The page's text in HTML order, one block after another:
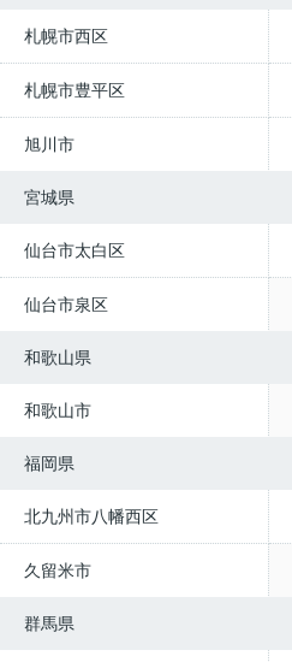
札幌市西区
札幌市豊平区
旭川市
宮城県
仙台市太白区
仙台市泉区
和歌山県
和歌山市
福岡県
北九州市八幡西区
久留米市
群馬県